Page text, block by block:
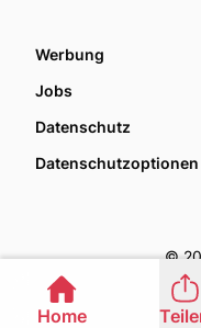
Werbung
Jobs
Datenschutz
©
Home